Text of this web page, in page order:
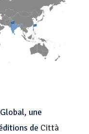
une
de Città